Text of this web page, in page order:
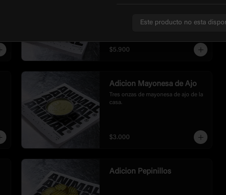
$5.900
Adicion Mayonesa de Ajo
Tres onzas de mayonesa de ajo de la
casa.
$3.000
Adicion Pepinillos
Este producto no esta